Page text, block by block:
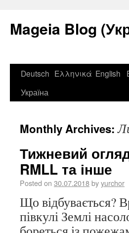
Mageia Blog
Deutsch Ελληνικά English
Україна
Monthly Archives:
Тижневий
RMLL та інше
Posted on 30.07.2018byyurchor
Що відбувається?
півкулі Землі